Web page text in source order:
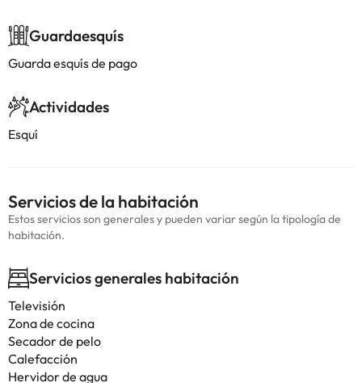
Guardaesquís
Guarda esquís de pago
Actividades
Esquí
Servicios de la habitación
Estos servicios son generales y pueden variar según la tipología de
habitación.
Servicios generales habitación
Televisión
Zona de cocina
Secador de pelo
Calefacción
Hervidor de agua